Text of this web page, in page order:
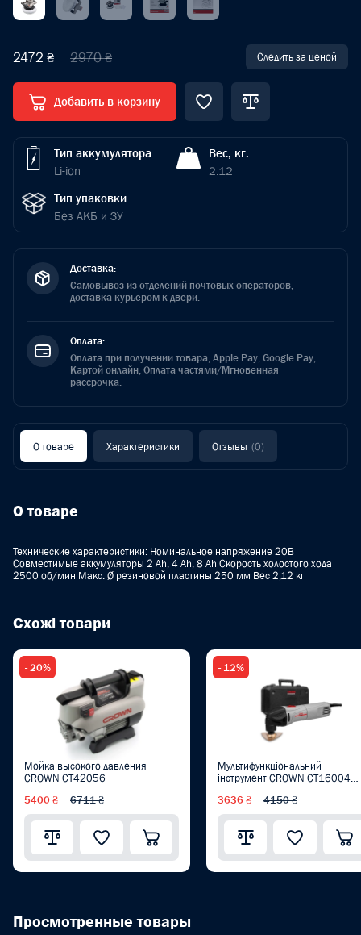
2472 ₴ 2970 ₴ Следить за ценой
Добавить в корзину
Тип аккумулятора
Li-ion
Вес, кг.
2.12
Тип упаковки
Без АКБ и ЗУ
Доставка:
Самовывоз из отделений почтовых операторов,
доставка курьером к двери.
Оплата:
Оплата при получении товара, Apple Pay, Google Pay,
Картой онлайн, Оплата частями/Мгновенная
рассрочка.
О товаре Характеристики Отзывы (0)
О товаре
Технические характеристики: Номинальное напряжение 20В
Совместимые аккумуляторы 2 Ah, 4 Ah, 8 Ah Скорость холостого хода
2500 об/мин Макс. Ø резиновой пластины 250 мм Вес 2,12 кг
Схожі товари
- 20%
Мойка высокого давления
CROWN CT42056
5400 ₴ 6711 ₴
- 12%
Мультифункціональний
інструмент CROWN CT16004
3636 ₴ 4150 ₴
Просмотренные товары